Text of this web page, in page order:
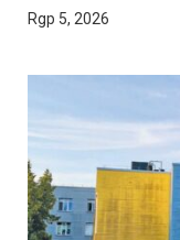
Rgp 5, 2026